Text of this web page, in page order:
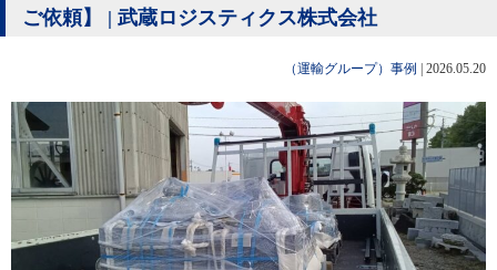
ご依頼】 | 武蔵ロジスティクス株式会社
（運輸グループ）事例 2026.05.20